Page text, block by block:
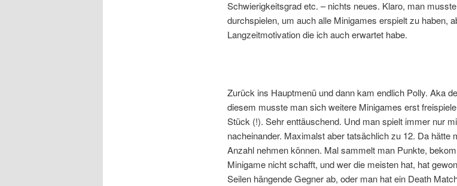
Schwierigkeitsgrad etc. – nichts neues. Klaro, man
durchspielen, um auch alle Minigames erspielt zu haben,
Langzeitmotivation die ich auch erwartet habe.
Zurück ins Hauptmenü und dann kam endlich Polly. Aka
diesem musste man sich weitere Minigames erst
Stück (!). Sehr enttäuschend. Und man spielt immer nur
nacheinander. Maximalst aber tatsächlich zu 12. Da hätte
Anzahl nehmen können. Mal sammelt man Punkte,
Minigame nicht schafft, und wer die meisten hat, hat
Seilen hängende Gegner ab, oder man hat ein Death